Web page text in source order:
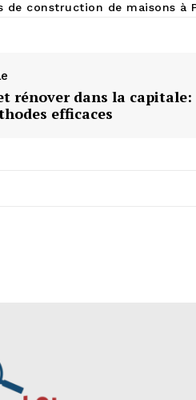
de construction de maisons à
rénover dans la capitale:
efficaces